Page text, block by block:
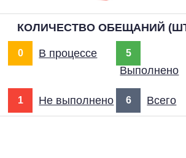
КОЛИЧЕСТВО ОБЕЩАНИЙ
0 В процессе 5
Выполнено
1 Не выполнено 6 Всего